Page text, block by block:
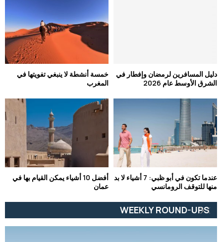
خمسة أنشطة لا ينبغي تفويتها في
المغرب
دليل المسافرين لرمضان وإفطار في
الشرق الأوسط عام 2026
أفضل 10 أشياء يمكن القيام بها في
عمان
عندما تكون في أبو ظبي: 7 أشياء لا بد
منها للتوقف الرومانسي
WEEKLY ROUND-UPS